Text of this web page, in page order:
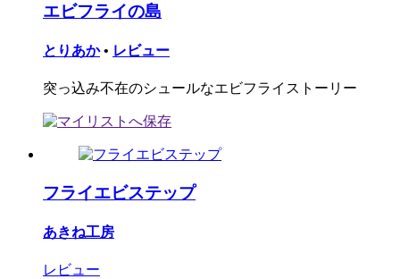
エビフライの島
とりあか • レビュー
突っ込み不在のシュールなエビフライストーリー
フライエビステップ
あきね工房
レビュー